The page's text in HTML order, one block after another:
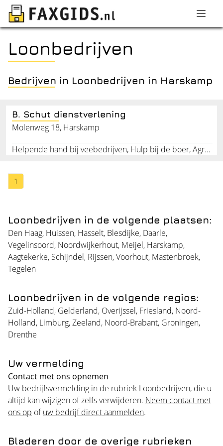
Loonbedrijven
Bedrijven in Loonbedrijven in Harskamp
B. Schut dienstverlening
Molenweg 18, Harskamp
Helpende hand bij veebedrijven, Hulp bij de boer, Agrarische dienstverlening, Kalveren, Alle dagelijkse werkzaamheden, Melken van koeien, Klauwverzorging van vee, Voeren van vee, Opstarten van melkrobot
1
Loonbedrijven in de volgende plaatsen:
Den Haag, Huissen, Hasselt, Blesdijke, Daarle,
Vegelinsoord, Noordwijkerhout, Meijel, Harskamp,
Aagtekerke, Schijndel, Rijssen,Voorhout, Mastenbroek,
Tegelen
Loonbedrijven in de volgende regios:
Zuid-Holland, Gelderland, Overijssel, Friesland, Noord-
Holland, Limburg,Zeeland, Noord-Brabant, Groningen,
Drenthe
Uw vermelding
Contact met ons opnemen
Uw bedrijfsvermelding in de rubriek Loonbedrijven, die u
altijd kan wijzigen of zelfs verwijderen. Neem contact met
ons op ofuw bedrijf direct aanmelden.
Bladeren door de overige rubrieken